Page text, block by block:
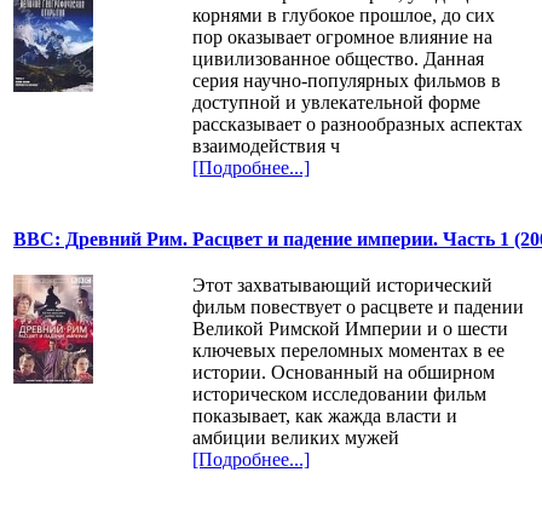
корнями в глубокое прошлое, до сих
пор оказывает огромное влияние на
цивилизованное общество. Данная
серия научно-популярных фильмов в
доступной и увлекательной форме
рассказывает о разнообразных аспектах
взаимодействия ч
[Подробнее...]
BBC: Древний Рим. Расцвет и падение империи. Часть 1
Этот захватывающий исторический
фильм повествует о расцвете и падении
Великой Римской Империи и о шести
ключевых переломных моментах в ее
истории. Основанный на обширном
историческом исследовании фильм
показывает, как жажда власти и
амбиции великих мужей
[Подробнее...]